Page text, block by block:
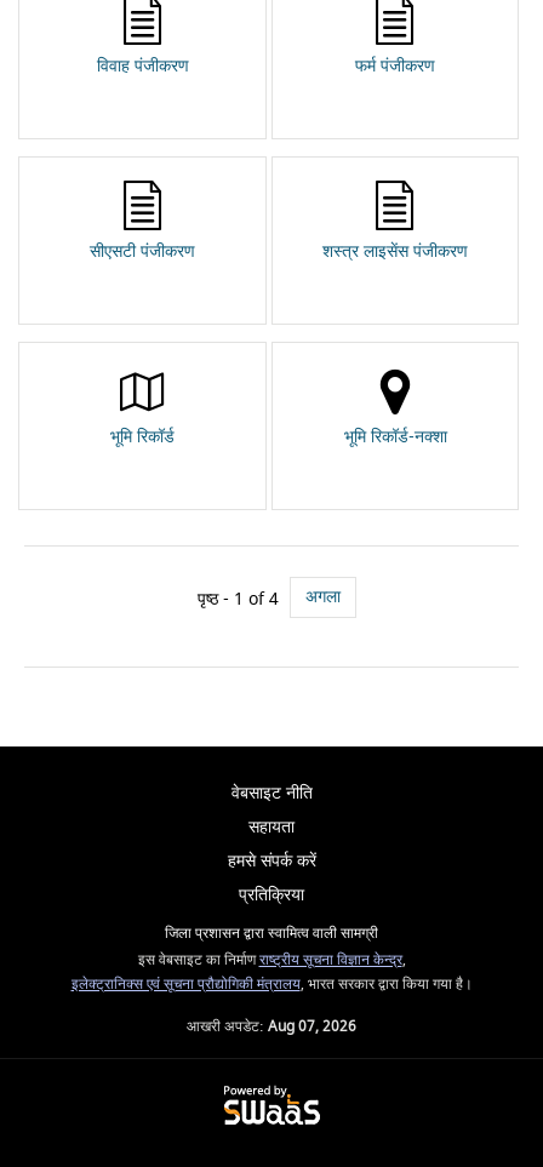
विवाह पंजीकरण फर्म पंजीकरण
सीएसटी पंजीकरण शस्त्र लाइसेंस पंजीकरण
भूमि रिकॉर्ड भूमि रिकॉर्ड-नक्शा
पृष्ठ - 1 of 4 अगला
वेबसाइट नीति
सहायता
हमसे संपर्क करें
प्रतिक्रिया
जिला प्रशासन द्वारा स्वामित्व वाली सामग्री
इस वेबसाइट का निर्माणराष्ट्रीय सूचना विज्ञान केन्द्र,
इलेक्ट्रानिक्स एवं सूचना प्रौद्योगिकी मंत्रालय, भारत सरकार द्वारा किया गया है।
आखरी अपडेट: Aug 07, 2026